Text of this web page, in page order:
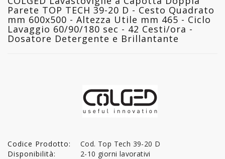
Parete TOP TECH 39-20 D - Cesto Quadrato
mm 600x500 - Altezza Utile mm 465 - Ciclo
Lavaggio 60/90/180 sec - 42 Cesti/ora -
Dosatore Detergente e Brillantante
Codice Prodotto:
Cod. Top Tech 39-20 D
Disponibilità:
2-10 giorni lavorativi